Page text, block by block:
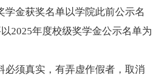
学金获奖名单以学院此前公示名
2025年度校级奖学金公示名单为
必须真实，有弄虚作假者，取消